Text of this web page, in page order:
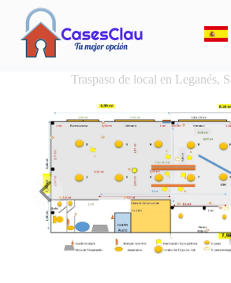
Traspaso de local en Leganés,